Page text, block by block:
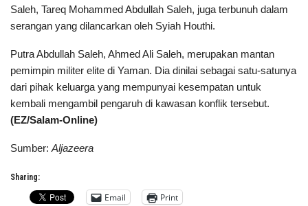
Saleh, Tareq Mohammed Abdullah Saleh, juga terbunuh dalam
serangan yang dilancarkan oleh Syiah Houthi.
Putra Abdullah Saleh, Ahmed Ali Saleh, merupakan mantan
pemimpin militer elite di Yaman. Dia dinilai sebagai satu-satunya
dari pihak keluarga yang mempunyai kesempatan untuk
kembali mengambil pengaruh di kawasan konflik tersebut.
(EZ/Salam-Online)
Sumber: Aljazeera
Sharing:
Email Print